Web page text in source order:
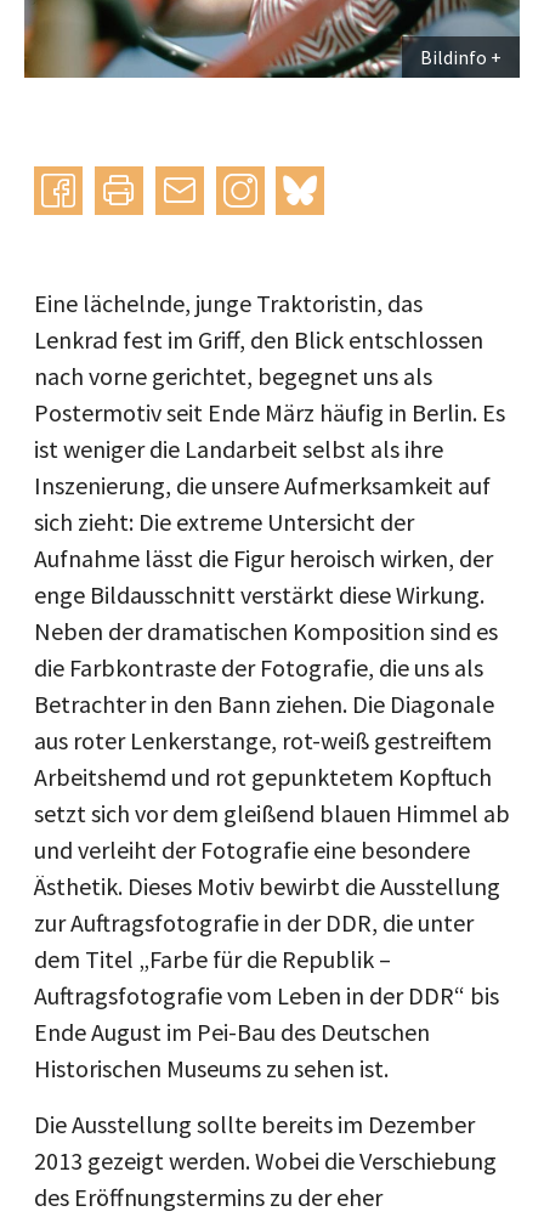
Bildinfo
Instagram
bluesky
Eine lächelnde, junge Traktoristin, das
Lenkrad fest im Griff, den Blick entschlossen
nach vorne gerichtet, begegnet uns als
Postermotiv seit Ende März häufig in Berlin. Es
ist weniger die Landarbeit selbst als ihre
Inszenierung, die unsere Aufmerksamkeit auf
sich zieht: Die extreme Untersicht der
Aufnahme lässt die Figur heroisch wirken, der
enge Bildausschnitt verstärkt diese Wirkung.
Neben der dramatischen Komposition sind es
die Farbkontraste der Fotografie, die uns als
Betrachter in den Bann ziehen. Die Diagonale
aus roter Lenkerstange, rot-weiß gestreiftem
Arbeitshemd und rot gepunktetem Kopftuch
setzt sich vor dem gleißend blauen Himmel ab
und verleiht der Fotografie eine besondere
Ästhetik. Dieses Motiv bewirbt die Ausstellung
zur Auftragsfotografie in der DDR, die unter
dem Titel „Farbe für die Republik –
Auftragsfotografie vom Leben in der DDR“ bis
Ende August im Pei-Bau des Deutschen
Historischen Museums zu sehen ist.
Die Ausstellung sollte bereits im Dezember
2013 gezeigt werden. Wobei die Verschiebung
des Eröffnungstermins zu der eher